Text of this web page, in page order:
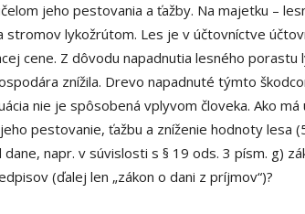
jeho pestovania a ťažby. Na majetku –
stromov lykožrútom. Les je v účtovníctve
cene. Z dôvodu napadnutia lesného porastu
znížila. Drevo napadnuté týmto
nie je spôsobená vplyvom človeka. Ako
pestovanie, ťažbu a zníženie hodnoty lesa
napr. v súvislosti s § 19 ods. 3 písm. g)
(ďalej len „zákon o dani z príjmov“)?